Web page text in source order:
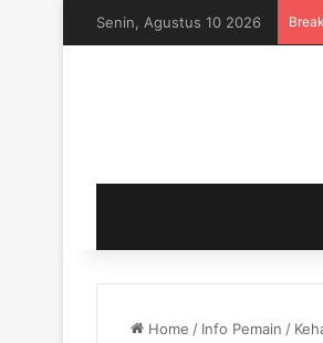
Senin, Agustus 10 2026
Home / Info Pemain /